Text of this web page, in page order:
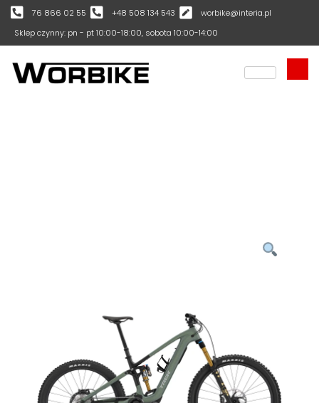
76 866 02 55 +48 508 134 543
worbike@interia.pl
Sklep czynny: pn - pt 10:00-18:00, sobota 10:00-14:00